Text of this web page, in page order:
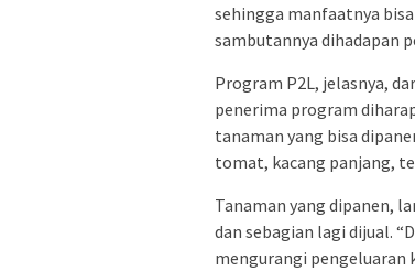
sehingga manfaatnya
sambutannya dihadapan
Program P2L, jelasnya,
penerima program
tanaman yang bisa
tomat, kacang panjang,
Tanaman yang dipanen,
dan sebagian lagi dijual.
mengurangi pengeluaran